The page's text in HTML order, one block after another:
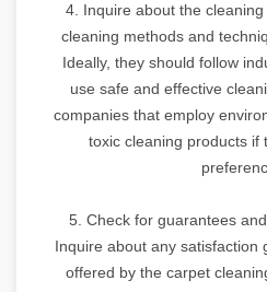
4. Inquire about the
cleaning methods and
Ideally, they should follow
use safe and effective
companies that employ
toxic cleaning products if
5. Check for guarantees
Inquire about any satisfaction
offered by the carpet